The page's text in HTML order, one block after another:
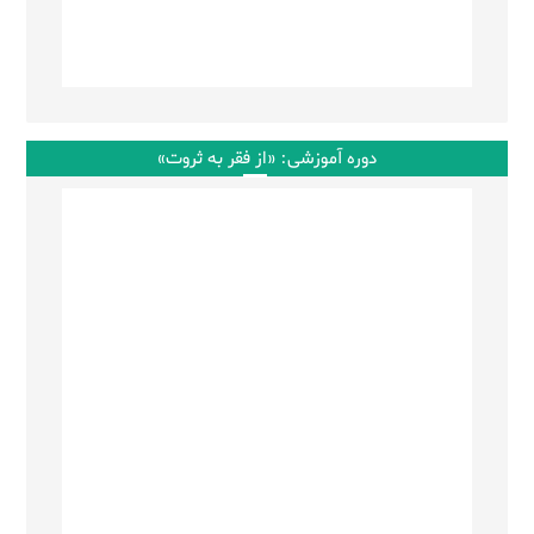
دوره آموزشی: «از فقر به ثروت»